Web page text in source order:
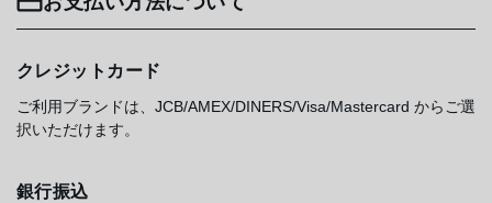
クレジットカード
ご利用ブランドは、JCB/AMEX/DINERS/Visa/Mastercard からご選
択いただけます。
銀行振込